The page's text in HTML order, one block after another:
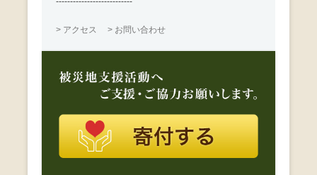
> アクセス > お問い合わせ